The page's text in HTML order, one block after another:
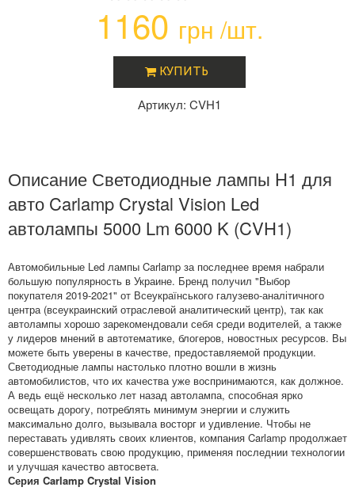
1160 грн /шт.
КУПИТЬ
Артикул: CVH1
Описание Светодиодные лампы H1 для
авто Carlamp Crystal Vision Led
автолампы 5000 Lm 6000 K (CVH1)
Автомобильные Led лампы Carlamp за последнее время набрали
большую популярность в Украине. Бренд получил "Выбор
покупателя 2019-2021" от Всеукраїнського галузево-аналітичного
центра (всеукраинский отраслевой аналитический центр), так как
автолампы хорошо зарекомендовали себя среди водителей, а также
у лидеров мнений в автотематике, блогеров, новостных ресурсов. Вы
можете быть уверены в качестве, предоставляемой продукции.
Светодиодные лампы настолько плотно вошли в жизнь
автомобилистов, что их качества уже воспринимаются, как должное.
А ведь ещё несколько лет назад автолампа, способная ярко
освещать дорогу, потреблять минимум энергии и служить
максимально долго, вызывала восторг и удивление. Чтобы не
переставать удивлять своих клиентов, компания Carlamp продолжает
совершенствовать свою продукцию, применяя последнии технологии
и улучшая качество автосвета.
Серия Carlamp Crystal Vision